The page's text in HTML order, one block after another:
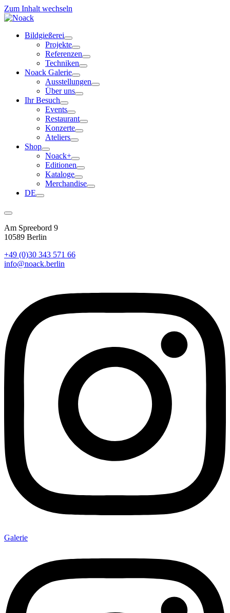
Zum Inhalt wechseln
Bildgießerei
Projekte
Referenzen
Techniken
Noack Galerie
Ausstellungen
Über uns
Ihr Besuch
Events
Restaurant
Konzerte
Ateliers
Shop
Noack+
Editionen
Kataloge
Merchandise
DE
Am Spreebord 9
10589 Berlin
+49 (0)30 343 571 66
info@noack.berlin
Galerie